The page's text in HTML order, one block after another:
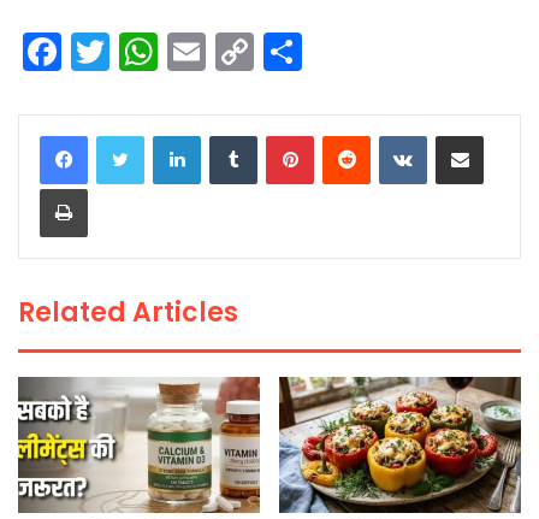
F
a
c
e
b
o
k
T
w
itt
er
W
h
a
ts
p
E
m
ai
C
o
p
n
ar
LinkedInTumblrPinterestReddit VKontakteShare via Email
Print
Related Articles